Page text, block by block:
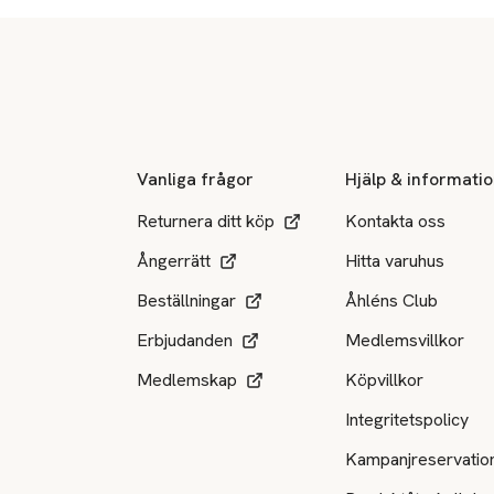
Vanliga frågor
Returnera ditt köp
Ångerrätt
Beställningar
Erbjudanden
Medlemskap
Hjälp &
Kontakta oss
Hitta varuhus
Åhléns Club
Medlemsvillkor
Köpvillkor
Integritetspolicy